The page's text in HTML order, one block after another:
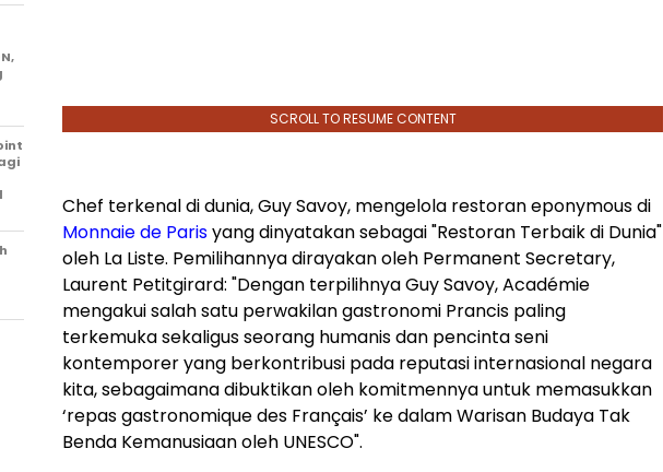
SCROLL TO RESUME CONTENT
Chef terkenal di dunia, Guy Savoy, mengelola restoran eponymous di
Monnaie de Parisyang dinyatakan sebagai "Restoran Terbaik di Dunia"
oleh La Liste. Pemilihannya dirayakan oleh Permanent Secretary,
Laurent Petitgirard: "Dengan terpilihnya Guy Savoy, Académie
mengakui salah satu perwakilan gastronomi Prancis paling
terkemuka sekaligus seorang humanis dan pencinta seni
kontemporer yang berkontribusi pada reputasi internasional negara
kita, sebagaimana dibuktikan oleh komitmennya untuk memasukkan
‘repas gastronomique des Français’ ke dalam Warisan Budaya Tak
Benda Kemanusiaan oleh UNESCO".